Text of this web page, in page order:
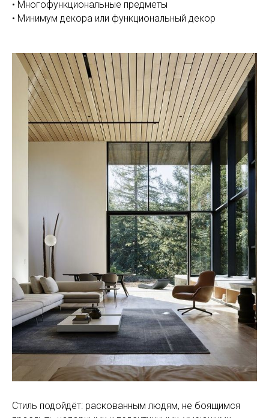
• Многофункциональные предметы
• Минимум декора или функциональный декор
Стиль подойдёт: раскованным людям, не боящимся